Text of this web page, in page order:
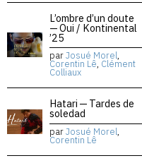
L’ombre d’un doute
— Oui / Kontinental
’25
parJosué Morel,
Corentin Lê, Clément
Colliaux
Hatari — Tardes de
soledad
parJosué Morel,
Corentin Lê